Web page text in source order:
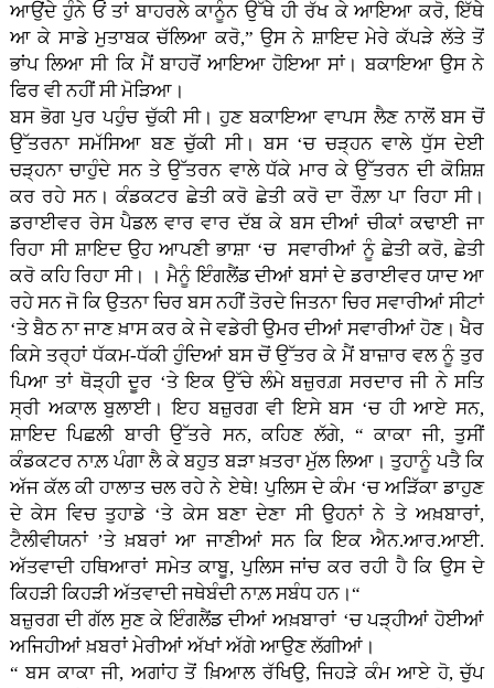
ਆਉਂਦੇ ਹੁੰਨੇ ਓਂ ਤਾਂ ਬਾਹਰਲੇ ਕਾਨੂੰਨ ਉੱਥੇ ਹੀ ਰੱਖ ਕੇ ਆਇਆ ਕਰੋ, ਇੱਥੇ
ਆ ਕੇ ਸਾਡੇ ਮੁਤਾਬਕ ਚੱਲਿਆ ਕਰੋ,” ਉਸ ਨੇ ਸ਼ਾਇਦ ਮੇਰੇ ਕੱਪੜੇ ਲੱਤੇ ਤੋਂ
ਭਾਂਪ ਲਿਆ ਸੀ ਕਿ ਮੈਂ ਬਾਹਰੋਂ ਆਇਆ ਹੋਇਆ ਸਾਂ। ਬਕਾਇਆ ਉਸ ਨੇ
ਫਿਰ ਵੀ ਨਹੀਂ ਸੀ ਮੋੜਿਆ।
ਬਸ ਭੋਗ ਪੁਰ ਪਹੁੰਚ ਚੁੱਕੀ ਸੀ। ਹੁਣ ਬਕਾਇਆ ਵਾਪਸ ਲੈਣ ਨਾਲੋਂ ਬਸ ਚੋਂ
ਉੱਤਰਨਾ ਸਮੱਸਿਆ ਬਣ ਚੁੱਕੀ ਸੀ। ਬਸ ‘ਚ ਚੜ੍ਹਨ ਵਾਲੇ ਧੁੱਸ ਦੇਈ
ਚੜ੍ਹਨਾ ਚਾਹੁੰਦੇ ਸਨ ਤੇ ਉੱਤਰਨ ਵਾਲੇ ਧੱਕੇ ਮਾਰ ਕੇ ਉੱਤਰਨ ਦੀ ਕੋਸ਼ਿਸ਼
ਕਰ ਰਹੇ ਸਨ। ਕੰਡਕਟਰ ਛੇਤੀ ਕਰੋ ਛੇਤੀ ਕਰੋ ਦਾ ਰੌਲ਼ਾ ਪਾ ਰਿਹਾ ਸੀ।
ਡਰਾਈਵਰ ਰੇਸ ਪੈਡਲ ਵਾਰ ਵਾਰ ਦੱਬ ਕੇ ਬਸ ਦੀਆਂ ਚੀਕਾਂ ਕਢਾਈ ਜਾ
ਰਿਹਾ ਸੀ ਸ਼ਾਇਦ ਉਹ ਆਪਣੀ ਭਾਸ਼ਾ ‘ਚ ਸਵਾਰੀਆਂ ਨੂੰ ਛੇਤੀ ਕਰੋ, ਛੇਤੀ
ਕਰੋ ਕਹਿ ਰਿਹਾ ਸੀ। । ਮੈਨੂੰ ਇੰਗਲੈਂਡ ਦੀਆਂ ਬਸਾਂ ਦੇ ਡਰਾਈਵਰ ਯਾਦ ਆ
ਰਹੇ ਸਨ ਜੋ ਕਿ ਉਤਨਾ ਚਿਰ ਬਸ ਨਹੀਂ ਤੋਰਦੇ ਜਿਤਨਾ ਚਿਰ ਸਵਾਰੀਆਂ ਸੀਟਾਂ
‘ਤੇ ਬੈਠ ਨਾ ਜਾਣ ਖ਼ਾਸ ਕਰ ਕੇ ਜੇ ਵਡੇਰੀ ਉਮਰ ਦੀਆਂ ਸਵਾਰੀਆਂ ਹੋਣ। ਖੈਰ
ਕਿਸੇ ਤਰ੍ਹਾਂ ਧੱਕਮ-ਧੱਕੀ ਹੁੰਦਿਆਂ ਬਸ ਚੋਂ ਉੱਤਰ ਕੇ ਮੈਂ ਬਾਜ਼ਾਰ ਵਲ ਨੂੰ ਤੁਰ
ਪਿਆ ਤਾਂ ਥੋੜ੍ਹੀ ਦੂਰ ‘ਤੇ ਇਕ ਉੱਚੇ ਲੰਮੇ ਬਜ਼ੁਰਗ਼ ਸਰਦਾਰ ਜੀ ਨੇ ਸਤਿ
ਸ੍ਰੀ ਅਕਾਲ ਬੁਲਾਈ। ਇਹ ਬਜ਼ੁਰਗ ਵੀ ਇਸੇ ਬਸ ‘ਚ ਹੀ ਆਏ ਸਨ,
ਸ਼ਾਇਦ ਪਿਛਲੀ ਬਾਰੀ ਉੱਤਰੇ ਸਨ, ਕਹਿਣ ਲੱਗੇ, “ ਕਾਕਾ ਜੀ, ਤੁਸੀਂ
ਕੰਡਕਟਰ ਨਾਲ਼ ਪੰਗਾ ਲੈ ਕੇ ਬਹੁਤ ਬੜਾ ਖ਼ਤਰਾ ਮੁੱਲ ਲਿਆ। ਤੁਹਾਨੂੰ ਪਤੈ ਕਿ
ਅੱਜ ਕੱਲ ਕੀ ਹਾਲਾਤ ਚਲ ਰਹੇ ਨੇ ਏਥੇ! ਪੁਲਿਸ ਦੇ ਕੰਮ ‘ਚ ਅੜਿੱਕਾ ਡਾਹੁਣ
ਦੇ ਕੇਸ ਵਿਚ ਤੁਹਾਡੇ ‘ਤੇ ਕੇਸ ਬਣਾ ਦੇਣਾ ਸੀ ਉਹਨਾਂ ਨੇ ਤੇ ਅਖ਼ਬਾਰਾਂ,
ਟੈਲੀਵੀਯਨਾਂ ’ਤੇ ਖ਼ਬਰਾਂ ਆ ਜਾਣੀਆਂ ਸਨ ਕਿ ਇਕ ਐਨ.ਆਰ.ਆਈ.
ਅੱਤਵਾਦੀ ਹਥਿਆਰਾਂ ਸਮੇਤ ਕਾਬੂ, ਪੁਲਿਸ ਜਾਂਚ ਕਰ ਰਹੀ ਹੈ ਕਿ ਉਸ ਦੇ
ਕਿਹੜੀ ਕਿਹੜੀ ਅੱਤਵਾਦੀ ਜਥੇਬੰਦੀ ਨਾਲ਼ ਸਬੰਧ ਹਨ।“
ਬਜ਼ੁਰਗ ਦੀ ਗੱਲ ਸੁਣ ਕੇ ਇੰਗਲੈਂਡ ਦੀਆਂ ਅਖ਼ਬਾਰਾਂ ‘ਚ ਪੜ੍ਹੀਆਂ ਹੋਈਆਂ
ਅਜਿਹੀਆਂ ਖ਼ਬਰਾਂ ਮੇਰੀਆਂ ਅੱਖਾਂ ਅੱਗੇ ਆਉਣ ਲੱਗੀਆਂ।
“ ਬਸ ਕਾਕਾ ਜੀ, ਅਗਾਂਹ ਤੋਂ ਖ਼ਿਆਲ ਰੱਖਿਉ, ਜਿਹੜੇ ਕੰਮ ਆਏ ਹੋ, ਚੁੱਪ